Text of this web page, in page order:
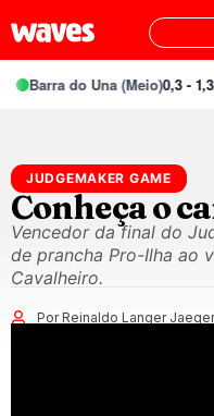
Barra do Una (Meio)0,3 - 1,3m
JUDGEMAKER GAME
Conheça o
Vencedor da final do
de prancha Pro-Ilha ao
Cavalheiro.
Por Reinaldo Langer Jaeger